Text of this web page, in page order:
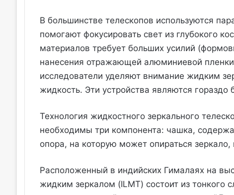
В большинстве телескопов используются
помогают фокусировать свет из глубокого
материалов требует больших усилий
нанесения отражающей алюминиевой
исследователи уделяют внимание жидким
жидкость. Эти устройства являются
Технология жидкостного зеркального
необходимы три компонента: чашка,
опора, на которую может опираться
Расположенный в индийских Гималаях на
жидким зеркалом (ILMT) состоит из